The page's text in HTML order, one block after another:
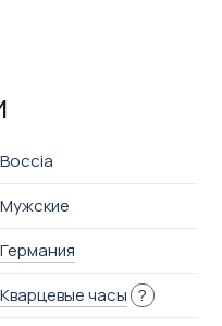
Boccia
Мужские
Германия
Кварцевые часы ?